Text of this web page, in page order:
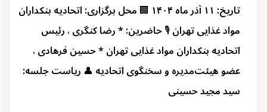
تاریخ: ۱۱ آذر ماه ۱۴۰۴ 🏢 محل برگزاری: اتحادیه بنکداران
مواد غذایی تهران 🎙 حاضرین: * رضا کنگری ، رئیس
اتحادیه بنکداران مواد غذایی تهران * حسین فرهادی ،
عضو هیئت‌مدیره و سخنگوی اتحادیه 👤 ریاست جلسه:
سید مجید حسینی